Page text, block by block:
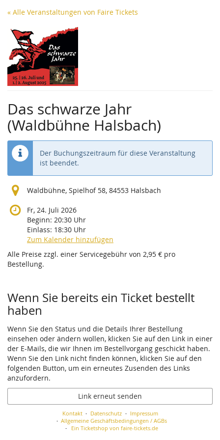
Zum
Inhalt
springen
« Alle Veranstaltungen von Faire Tickets
Das schwarze Jahr
(Waldbühne Halsbach)
Der Buchungszeitraum für diese Veranstaltung
ist beendet.
Waldbühne, Spielhof 58, 84553 Halsbach
Fr, 24. Juli 2026
Beginn: 20:30 Uhr
Einlass: 18:30 Uhr
Zum Kalender hinzufügen
Alle Preise zzgl. einer Servicegebühr von 2,95 € pro
Bestellung.
Wenn Sie bereits ein Ticket bestellt
haben
Wenn Sie den Status und die Details Ihrer Bestellung
einsehen oder ändern wollen, klicken Sie auf den Link in einer
der E-Mails, die wir Ihnen im Bestellvorgang geschickt haben.
Wenn Sie den Link nicht finden können, klicken Sie auf den
folgenden Button, um ein erneutes Zusenden des Links
anzufordern.
Link erneut senden
Kontakt Datenschutz
Impressum
Allgemeine Geschäftsbedingungen / AGBs
Ein Ticketshop von faire-tickets.de